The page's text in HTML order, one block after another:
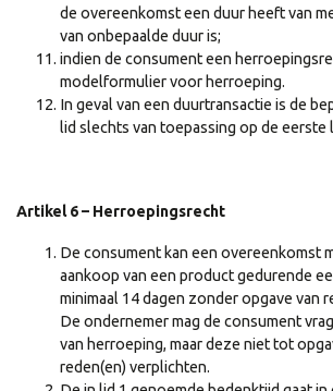
de overeenkomst een duur heeft van
van onbepaalde duur is;
indien de consument een
modelformulier voor herroeping.
In geval van een duurtransactie is de
lid slechts van toepassing op de eerste
Artikel 6 – Herroepingsrecht
De consument kan een overeenkomst
aankoop van een product gedurende
minimaal 14 dagen zonder opgave van
De ondernemer mag de consument
van herroeping, maar deze niet tot
reden(en) verplichten.